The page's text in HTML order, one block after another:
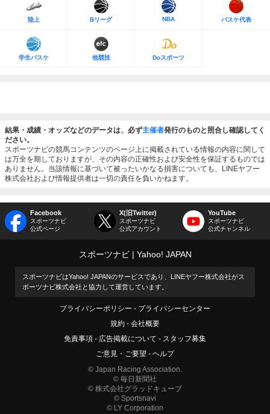
陸上 Bリーグ NBA バスケ代表
学生バスケ 他競技 Doスポーツ
結果・成績・オッズなどのデータは、必ず主催者発行のものと照合し確認してく
ださい。
スポーツナビの競馬コンテンツのページ上に掲載されている情報の内容に関して
は万全を期しておりますが、その内容の正確性および安全性を保証するものでは
ありません。当該情報に基づいて被ったいかなる損害についても、LINEヤフー
株式会社および情報提供者は一切の責任を負いかねます。
Facebook
スポーツナビ
公式ページ
X(旧Twitter)
スポーツナビ
公式アカウント
YouTube
スポーツナビ
公式チャンネル
スポーツナビ Yahoo! JAPAN
スポーツナビはYahoo! JAPANのサービスであり、LINEヤフー株式会社がス
ポーツナビ株式会社と協力して運営しています。
プライバシーポリシー
プライバシーセンター
規約
会社概要
免責事項
広告掲載について
スタッフ募集
ご意見・ご要望
ヘルプ
© Japan Racing Association.
© 毎日新聞社
© 株式会社グラッドキューブ
© Sportsnavi
© LY Corporation